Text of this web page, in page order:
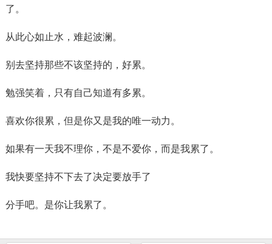
了。
从此心如止水，难起波澜。
别去坚持那些不该坚持的，好累。
勉强笑着，只有自己知道有多累。
喜欢你很累，但是你又是我的唯一动力。
如果有一天我不理你，不是不爱你，而是我累了。
我快要坚持不下去了决定要放手了
分手吧。是你让我累了。